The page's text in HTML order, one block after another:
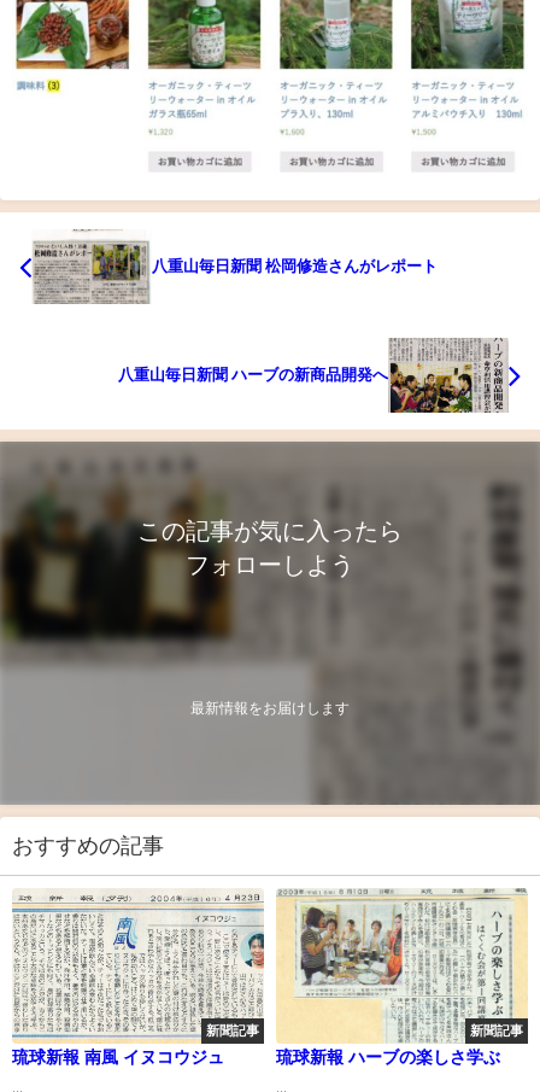
八重山毎日新聞 松岡修造さんがレポート
八重山毎日新聞 ハーブの新商品開発へ
この記事が気に入ったら
フォローしよう
最新情報をお届けします
おすすめの記事
新聞記事
琉球新報 南風 イヌコウジュ
新聞記事
琉球新報 ハーブの楽しさ学ぶ